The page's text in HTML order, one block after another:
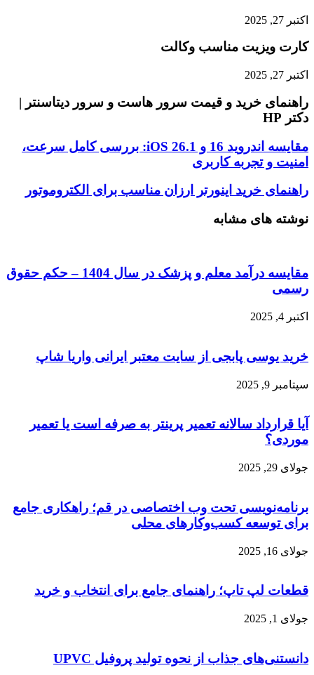
اکتبر 27, 2025
کارت ویزیت مناسب وکالت
اکتبر 27, 2025
راهنمای خرید و قیمت سرور هاست و سرور دیتاسنتر |
دکتر HP
مقایسه
اندروید
16
iOS
بررسی
و
تجربه
مقایسه اندروید 16 و iOS 26.1: بررسی کامل سرعت،
امنیت و تجربه کاربری
راهنمای
خرید
اینورتر
ارزان
الکتروموتور
راهنمای خرید اینورتر ارزان مناسب برای الکتروموتور
نوشته های مشابه
مقایسه درآمد معلم و پزشک در سال 1404 – حکم حقوق
رسمی
اکتبر 4, 2025
خرید یوسی پابجی از سایت معتبر ایرانی واریا شاپ
سپتامبر 9, 2025
آیا قرارداد سالانه تعمیر پرینتر به صرفه است یا تعمیر
موردی؟
جولای 29, 2025
برنامه‌نویسی تحت وب اختصاصی در قم؛ راهکاری جامع
برای توسعه کسب‌وکارهای محلی
جولای 16, 2025
قطعات لپ تاپ؛ راهنمای جامع برای انتخاب و خرید
جولای 1, 2025
دانستنی‌های جذاب از نحوه تولید پروفیل UPVC